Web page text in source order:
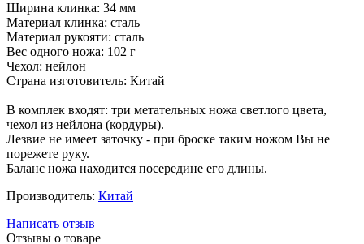
Ширина клинка: 34 мм
Материал клинка: сталь
Материал рукояти: сталь
Вес одного ножа: 102 г
Чехол: нейлон
Страна изготовитель: Китай
В комплек входят: три метательных ножа светлого цвета,
чехол из нейлона (кордуры).
Лезвие не имеет заточку - при броске таким ножом Вы не
порежете руку.
Баланс ножа находится посередине его длины.
Производитель: Китай
Написать отзыв
Отзывы о товаре